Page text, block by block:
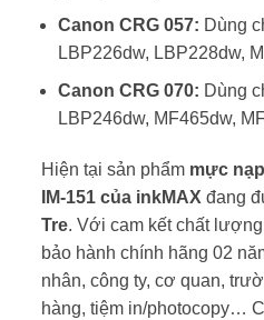
Canon CRG 057: Dùng
LBP226dw, LBP228dw,
Canon CRG 070: Dùng
LBP246dw, MF465dw,
Hiện tại sản phẩm mực
IM-151 của inkMAX đang
Tre. Với cam kết chất
bảo hành chính hãng 02
nhân, công ty, cơ quan,
hàng, tiệm in/photocopy…